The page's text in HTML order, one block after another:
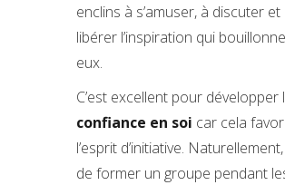
enclins à s’amuser, à discuter et
libérer l’inspiration qui
eux.
C’est excellent pour développer
confiance en soi car cela
l’esprit d’initiative.
de former un groupe pendant